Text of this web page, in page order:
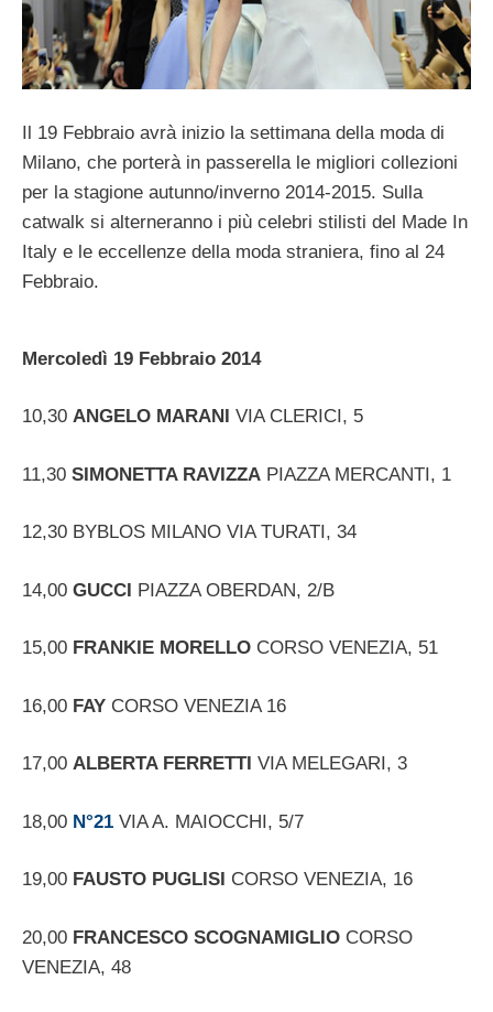
Il 19 Febbraio avrà inizio la settimana della moda di
Milano, che porterà in passerella le migliori collezioni
per la stagione autunno/inverno 2014-2015. Sulla
catwalk si alterneranno i più celebri stilisti del Made In
Italy e le eccellenze della moda straniera, fino al 24
Febbraio.
Mercoledì 19 Febbraio 2014
10,30 ANGELO MARANI VIA CLERICI, 5
11,30 SIMONETTA RAVIZZA PIAZZA MERCANTI, 1
12,30 BYBLOS MILANO VIA TURATI, 34
14,00 GUCCI PIAZZA OBERDAN, 2/B
15,00 FRANKIE MORELLO CORSO VENEZIA, 51
16,00 FAY CORSO VENEZIA 16
17,00 ALBERTA FERRETTI VIA MELEGARI, 3
18,00 N°21 VIA A. MAIOCCHI, 5/7
19,00 FAUSTO PUGLISI CORSO VENEZIA, 16
20,00 FRANCESCO SCOGNAMIGLIO CORSO
VENEZIA, 48